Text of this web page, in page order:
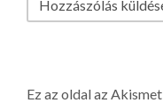
Ez az oldal az